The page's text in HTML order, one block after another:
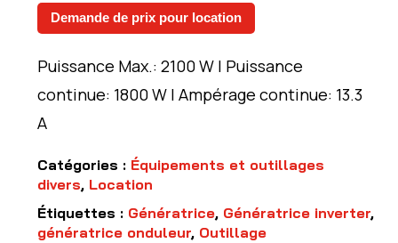
Demande de prix pour location
Puissance Max.: 2100 W | Puissance
continue: 1800 W | Ampérage continue: 13.3
A
Catégories : Équipements et outillages
divers, Location
Étiquettes : Génératrice, Génératrice inverter,
génératrice onduleur, Outillage